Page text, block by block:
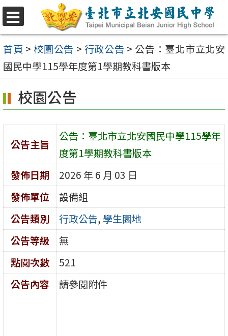
選
單
跳
至
主
要
容
區
首頁 > 校園公告 > 行政公告 > 公告：臺北市立北安
國民中學115學年度第1學期教科書版本
校園公告
公告主旨
公告：臺北市立北安國民中學115學年
度第1學期教科書版本
發佈日期
2026 年 6 月 03 日
發佈單位
設備組
公告類別
行政公告, 學生園地
公告等級
無
點閱次數
521
公告內容
請參閱附件